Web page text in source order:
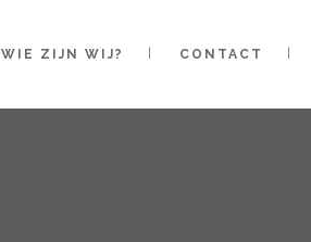
WIE ZIJN WIJ? CONTACT